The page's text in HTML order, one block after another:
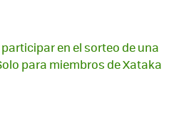
en el sorteo de una
para miembros de Xataka